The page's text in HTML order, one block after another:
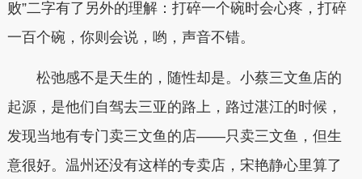
败”二字有了另外的理解：打碎一个碗时会心疼，打碎
一百个碗，你则会说，哟，声音不错。
松弛感不是天生的，随性却是。小蔡三文鱼店的
起源，是他们自驾去三亚的路上，路过湛江的时候，
发现当地有专门卖三文鱼的店——只卖三文鱼，但生
意很好。温州还没有这样的专卖店，宋艳静心里算了